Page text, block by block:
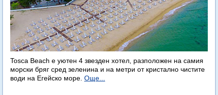
Tosca Beach е уютен 4 звезден хотел, разположен на самия
морски бряг сред зеленина и на метри от кристално чистите
води на Егейско море. Още...